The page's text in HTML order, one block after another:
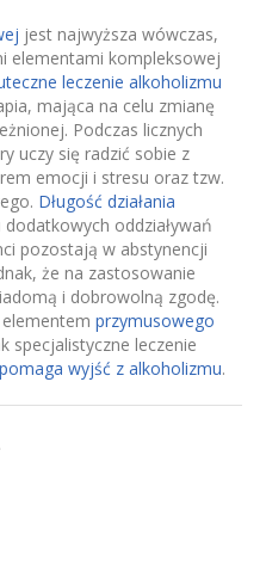
jest najwyższa wówczas,
elementami kompleksowej
leczenie alkoholizmu
mająca na celu zmianę
Podczas licznych
uczy się radzić sobie z
emocji i stresu oraz tzw.
Długość działania
oddziaływań
pozostają w abstynencji
że na zastosowanie
i dobrowolną zgodę.
przymusowego
specjalistyczne leczenie
wyjść z alkoholizmu.